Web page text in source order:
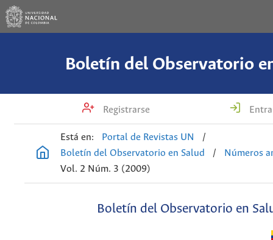
Boletín del Observatorio
Registrarse
Está en: Portal de Revistas UN
/
Boletín del Observatorio en Salud
/
Números
Vol. 2 Núm. 3 (2009)
Boletín del Observatorio en